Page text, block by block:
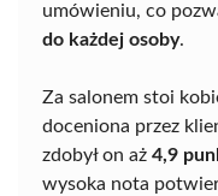
umówieniu, co
do każdej osoby.
Za salonem stoi
doceniona przez
zdobył on aż 4,9
wysoka nota